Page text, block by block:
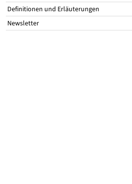
Definitionen und Erläuterungen
Newsletter